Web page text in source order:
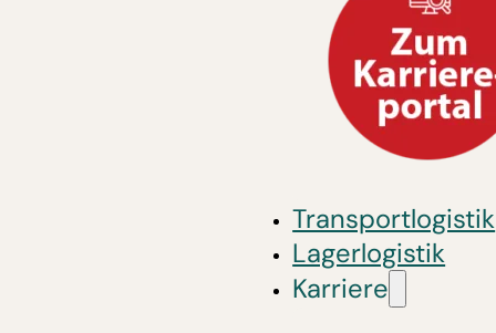
Transportlogistik
Lagerlogistik
Karriere